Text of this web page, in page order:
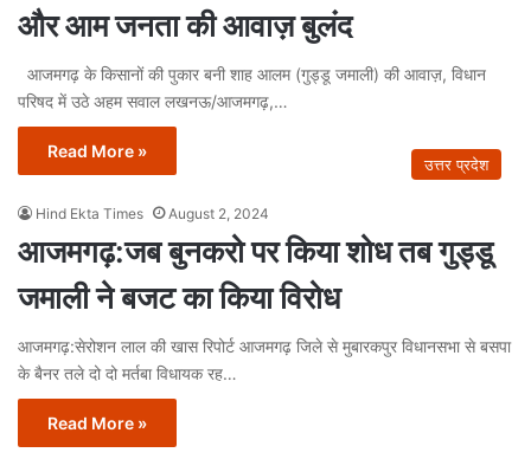
और आम जनता की आवाज़ बुलंद
आजमगढ़ के किसानों की पुकार बनी शाह आलम (गुड्डू जमाली) की आवाज़, विधान
परिषद में उठे अहम सवाल लखनऊ/आजमगढ़,…
Read More »
उत्तर प्रदेश
Hind Ekta Times August 2, 2024
आजमगढ़:जब बुनकरो पर किया शोध तब गुड्डू
जमाली ने बजट का किया विरोध
आजमगढ़:सेरोशन लाल की खास रिपोर्ट आजमगढ़ जिले से मुबारकपुर विधानसभा से बसपा
के बैनर तले दो दो मर्तबा विधायक रह…
Read More »